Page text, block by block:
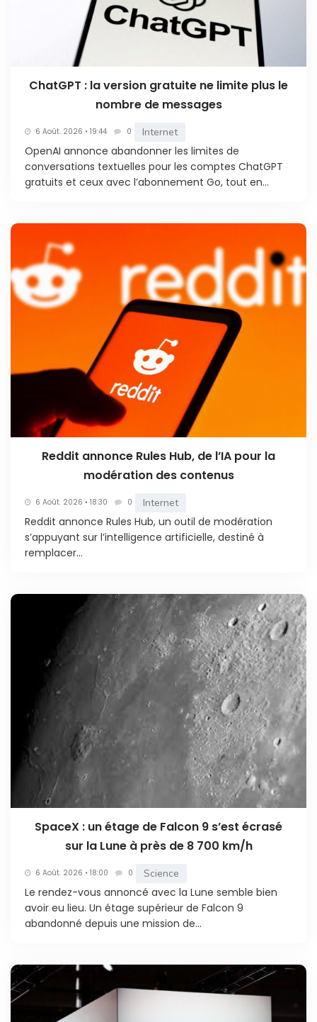
ChatGPT : la version gratuite ne limite plus le
nombre de messages
6 Août. 2026 • 19:44 0 Internet
OpenAI annonce abandonner les limites de
conversations textuelles pour les comptes ChatGPT
gratuits et ceux avec l’abonnement Go, tout en...
Reddit annonce Rules Hub, de l’IA pour la
modération des contenus
6 Août. 2026 • 18:30 0 Internet
Reddit annonce Rules Hub, un outil de modération
s’appuyant sur l’intelligence artificielle, destiné à
remplacer...
SpaceX : un étage de Falcon 9 s’est écrasé
sur la Lune à près de 8 700 km/h
6 Août. 2026 • 18:00 0 Science
Le rendez-vous annoncé avec la Lune semble bien
avoir eu lieu. Un étage supérieur de Falcon 9
abandonné depuis une mission de...